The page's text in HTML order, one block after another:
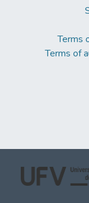
Terms
Terms of